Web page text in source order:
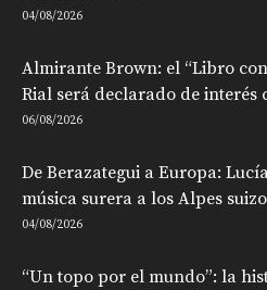
04/08/2026
Almirante Brown: el “Libro
Rial será declarado de interés
06/08/2026
De Berazategui a Europa:
música surera a los Alpes
04/08/2026
“Un topo por el mundo”: la